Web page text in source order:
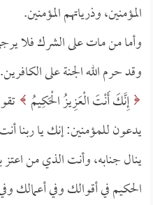
المؤمنين، وذرياتهم المؤمنين.
وأما من مات على الشرك فلا
وقد حرم الله الجنة على الكافرين.
إِنَّكَ أَنْتَ الْعَزِيزُ الْحَكِيمُ
يدعون للمؤمنين: إنك يا ربنا
ينال جنابه، وأنت الذي من
الحكيم في أقوالك وفي أعمالك